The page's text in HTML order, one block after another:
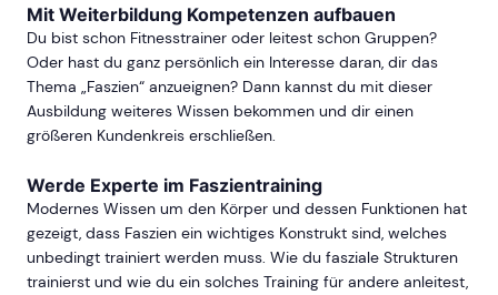
Mit Weiterbildung Kompetenzen aufbauen
Du bist schon Fitnesstrainer oder leitest schon Gruppen?
Oder hast du ganz persönlich ein Interesse daran, dir das
Thema „Faszien“ anzueignen? Dann kannst du mit dieser
Ausbildung weiteres Wissen bekommen und dir einen
größeren Kundenkreis erschließen.
Werde Experte im Faszientraining
Modernes Wissen um den Körper und dessen Funktionen hat
gezeigt, dass Faszien ein wichtiges Konstrukt sind, welches
unbedingt trainiert werden muss. Wie du fasziale Strukturen
trainierst und wie du ein solches Training für andere anleitest,